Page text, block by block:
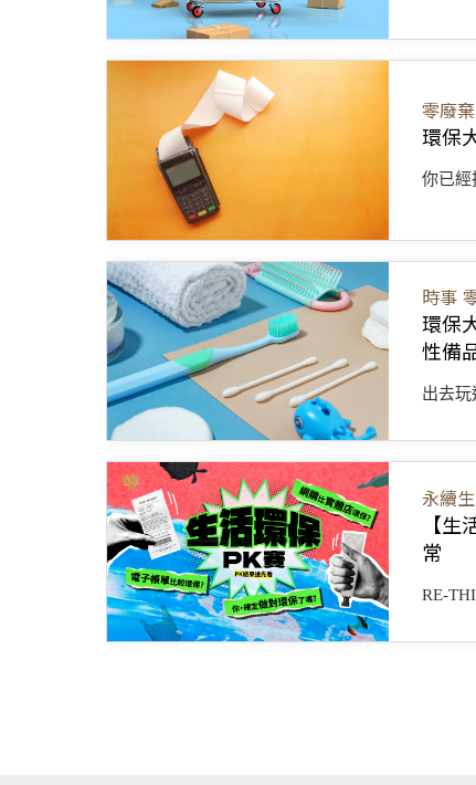
零廢棄
環保
你已經
時事
環保
性備
出去玩
永續
【
常
RE-